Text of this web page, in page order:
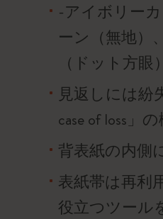
-アイボリー
ーン（無地）
（ドット方眼
見返しには紛
case of loss」
背表紙の内側
表紙帯は再利
役立つツール